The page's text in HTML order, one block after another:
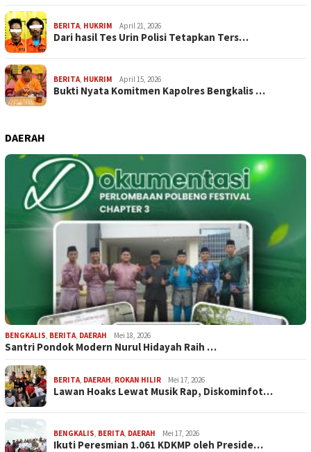
BERITA HUKRIM April 21, 2026
Dari hasil Tes Urin Polisi Tetapkan Ters…
BERITA HUKRIM April 15, 2026
Bukti Nyata Komitmen Kapolres Bengkalis …
DAERAH
BENGKALIS BERITA DAERAH Mei 18, 2026
Santri Pondok Modern Nurul Hidayah Raih …
BERITA DAERAH ROKAN HILIR Mei 17, 2026
Lawan Hoaks Lewat Musik Rap, Diskominfot…
BENGKALIS BERITA DAERAH Mei 17, 2026
Ikuti Peresmian 1.061 KDKMP oleh Preside…